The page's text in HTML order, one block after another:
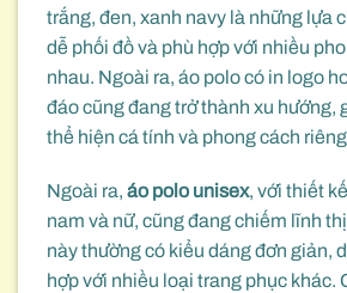
trắng, đen, xanh navy là những lựa
dễ phối đồ và phù hợp với nhiều
nhau. Ngoài ra, áo polo có in logo
đáo cũng đang trở thành xu hướng,
thể hiện cá tính và phong cách
Ngoài ra, áo polo unisex, với thiết
nam và nữ, cũng đang chiếm lĩnh
này thường có kiểu dáng đơn giản,
hợp với nhiều loại trang phục khác.